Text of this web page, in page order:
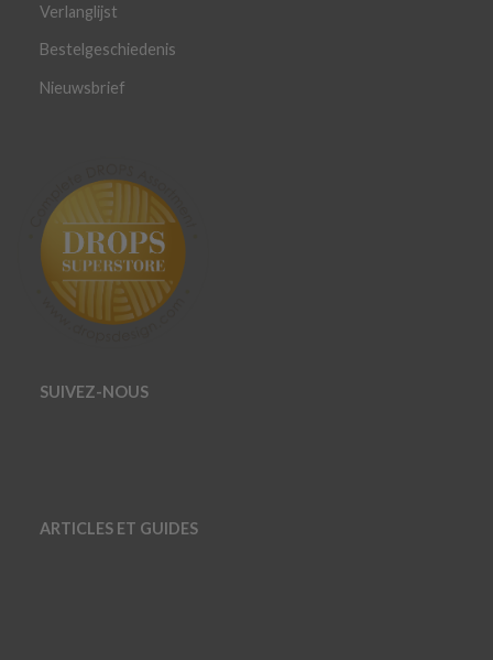
Verlanglijst
Bestelgeschiedenis
Nieuwsbrief
SUIVEZ-NOUS
ARTICLES ET GUIDES